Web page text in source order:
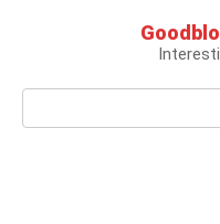
Поиск: